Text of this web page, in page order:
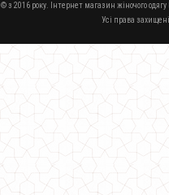
© з 2016 року. Інтернет магазин жіночого одягу
Усі права